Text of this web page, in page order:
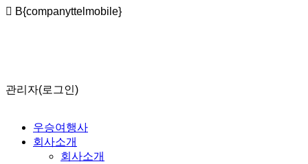
B{companyttelmobile}
관리자(로그인)
우승여행사
회사소개
회사소개